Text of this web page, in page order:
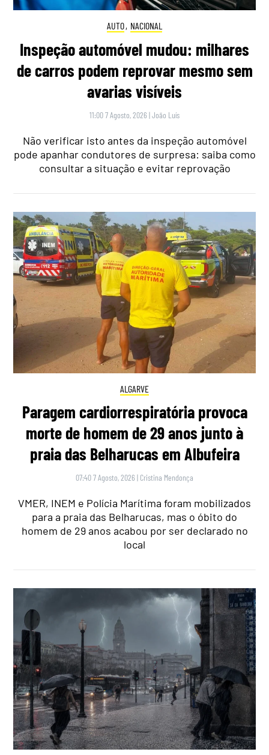
AUTO, NACIONAL
Inspeção automóvel mudou: milhares
de carros podem reprovar mesmo sem
avarias visíveis
11:00 7 Agosto, 2026 |João Luís
Não verificar isto antes da inspeção automóvel
pode apanhar condutores de surpresa: saiba como
consultar a situação e evitar reprovação
ALGARVE
Paragem cardiorrespiratória provoca
morte de homem de 29 anos junto à
praia das Belharucas em Albufeira
07:40 7 Agosto, 2026 | Cristina Mendonça
VMER, INEM e Polícia Marítima foram mobilizados
para a praia das Belharucas, mas o óbito do
homem de 29 anos acabou por ser declarado no
local